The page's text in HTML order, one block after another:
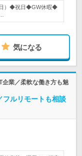
日）◆祝日◆GW休暇◆
気になる
企業／柔軟な働き方も魅
フルリモートも相談